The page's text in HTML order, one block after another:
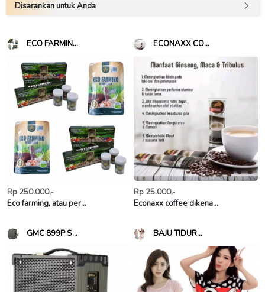
Disarankan untuk Anda
ECO FARMIN...
Rp 250.000,-
Eco farming, atau per...
ECONAXX CO...
Rp 25.000,-
Econaxx coffee dikena...
GMC 899P S... BAJU TIDUR...